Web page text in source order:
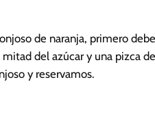
de naranja, primero
del azúcar y una pizca
y reservamos.